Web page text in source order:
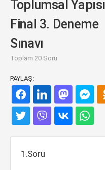
Toplumsal Yapısı
Final 3. Deneme
Sınavı
Toplam 20 Soru
PAYLAŞ:
1.Soru